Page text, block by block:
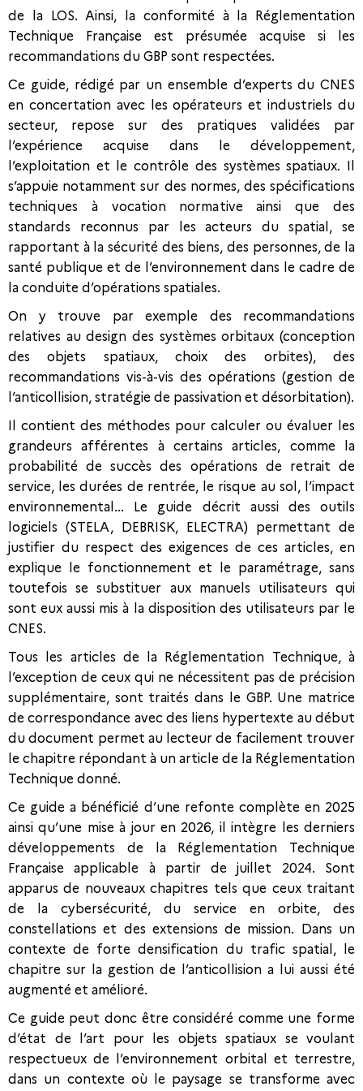
de la LOS. Ainsi, la conformité à la Réglementation
Technique Française est présumée acquise si les
recommandations du GBP sont respectées.
Ce guide, rédigé par un ensemble d’experts du CNES
en concertation avec les opérateurs et industriels du
secteur, repose sur des pratiques validées par
l’expérience acquise dans le développement,
l’exploitation et le contrôle des systèmes spatiaux. Il
s’appuie notamment sur des normes, des spécifications
techniques à vocation normative ainsi que des
standards reconnus par les acteurs du spatial, se
rapportant à la sécurité des biens, des personnes, de la
santé publique et de l’environnement dans le cadre de
la conduite d’opérations spatiales.
On y trouve par exemple des recommandations
relatives au design des systèmes orbitaux (conception
des objets spatiaux, choix des orbites), des
recommandations vis-à-vis des opérations (gestion de
l’anticollision, stratégie de passivation et désorbitation).
Il contient des méthodes pour calculer ou évaluer les
grandeurs afférentes à certains articles, comme la
probabilité de succès des opérations de retrait de
service, les durées de rentrée, le risque au sol, l’impact
environnemental… Le guide décrit aussi des outils
logiciels (STELA, DEBRISK, ELECTRA) permettant de
justifier du respect des exigences de ces articles, en
explique le fonctionnement et le paramétrage, sans
toutefois se substituer aux manuels utilisateurs qui
sont eux aussi mis à la disposition des utilisateurs par le
CNES.
Tous les articles de la Réglementation Technique, à
l’exception de ceux qui ne nécessitent pas de précision
supplémentaire, sont traités dans le GBP. Une matrice
de correspondance avec des liens hypertexte au début
du document permet au lecteur de facilement trouver
le chapitre répondant à un article de la Réglementation
Technique donné.
Ce guide a bénéficié d’une refonte complète en 2025
ainsi qu’une mise à jour en 2026, il intègre les derniers
développements de la Réglementation Technique
Française applicable à partir de juillet 2024. Sont
apparus de nouveaux chapitres tels que ceux traitant
de la cybersécurité, du service en orbite, des
constellations et des extensions de mission. Dans un
contexte de forte densification du trafic spatial, le
chapitre sur la gestion de l’anticollision a lui aussi été
augmenté et amélioré.
Ce guide peut donc être considéré comme une forme
d’état de l’art pour les objets spatiaux se voulant
respectueux de l’environnement orbital et terrestre,
dans un contexte où le paysage se transforme avec